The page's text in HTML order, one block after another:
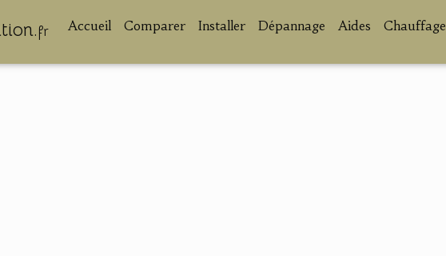
fr Accueil Comparer Installer Dépannage Aides Chauffage